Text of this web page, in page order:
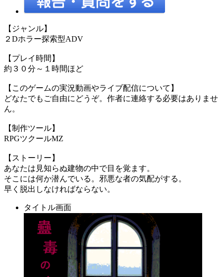
【ジャンル】
２Dホラー探索型ADV
【プレイ時間】
約３０分～１時間ほど
【このゲームの実況動画やライブ配信について】
どなたでもご自由にどうぞ。作者に連絡する必要はありませ
ん。
【制作ツール】
RPGツクールMZ
【ストーリー】
あなたは見知らぬ建物の中で目を覚ます。
そこには何か潜んでいる。邪悪な者の気配がする。
早く脱出しなければならない。
タイトル画面